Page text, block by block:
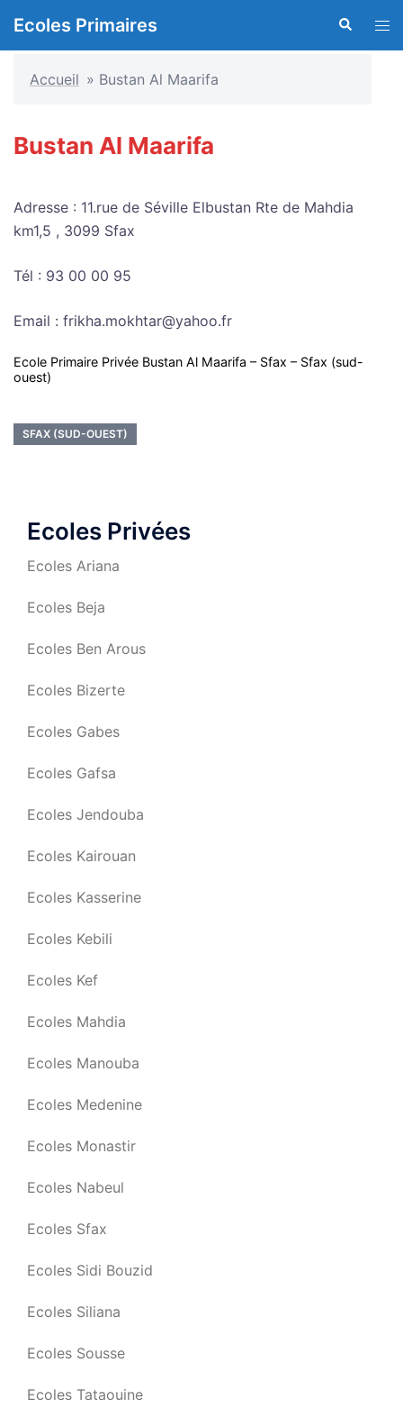
auEcoles Primaires
le
Accueil » Bustan Al Maarifa
Bustan Al Maarifa
Adresse : 11.rue de Séville Elbustan Rte de Mahdia
km1,5 , 3099 Sfax
Tél : 93 00 00 95
Email : frikha.mokhtar@yahoo.fr
Ecole Primaire Privée Bustan Al Maarifa – Sfax – Sfax (sud-
ouest)
SFAX (SUD-OUEST)
Ecoles Privées
Ecoles Ariana
Ecoles Beja
Ecoles Ben Arous
Ecoles Bizerte
Ecoles Gabes
Ecoles Gafsa
Ecoles Jendouba
Ecoles Kairouan
Ecoles Kasserine
Ecoles Kebili
Ecoles Kef
Ecoles Mahdia
Ecoles Manouba
Ecoles Medenine
Ecoles Monastir
Ecoles Nabeul
Ecoles Sfax
Ecoles Sidi Bouzid
Ecoles Siliana
Ecoles Sousse
Ecoles Tataouine